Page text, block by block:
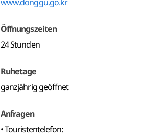
Öffnungszeiten
24 Stunden
Ruhetage
ganzjährig geöffnet
Anfragen
• Touristentelefon: